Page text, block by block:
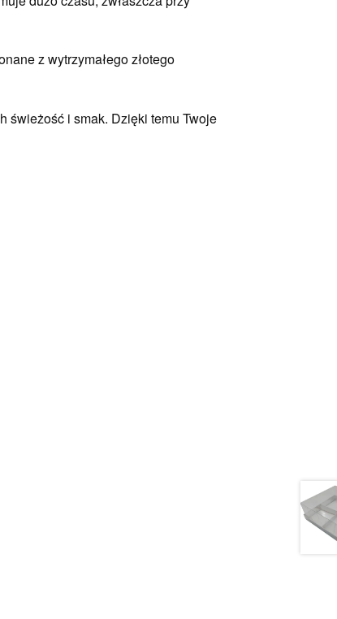
z wytrzymałego złotego
świeżość i smak. Dzięki temu Twoje